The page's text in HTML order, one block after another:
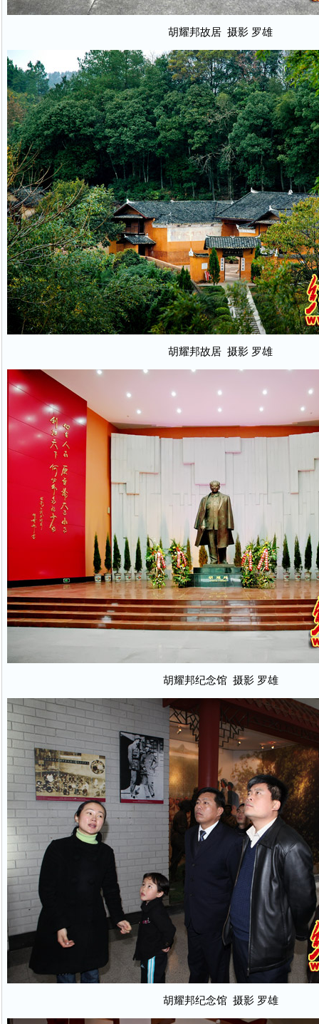
胡耀邦故居 摄影 罗雄
胡耀邦故居 摄影 罗雄
胡耀邦纪念馆 摄影 罗雄
胡耀邦纪念馆 摄影 罗雄